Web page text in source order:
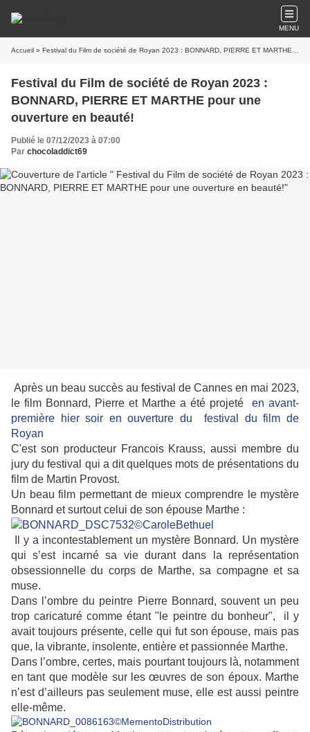
MENU
Accueil » Festival du Film de société de Royan 2023 : BONNARD, PIERRE ET MARTHE pour une ouverture en beauté!
Festival du Film de société de Royan 2023 :
BONNARD, PIERRE ET MARTHE pour une
ouverture en beauté!
Publié le 07/12/2023 à 07:00
Par chocoladdict69
Après un beau succès au festival de Cannes en mai 2023,
le film Bonnard, Pierre et Marthe a été projeté
en avant-
première hier soir en ouverture du festival du film de
Royan
C'est son producteur Francois Krauss, aussi membre du
jury du festival qui a dit quelques mots de présentations du
film de Martin Provost.
Un beau film permettant de mieux comprendre le mystère
Bonnard et surtout celui de son épouse Marthe :
Il y a incontestablement un mystère Bonnard. Un mystère
qui s’est incarné sa vie durant dans la représentation
obsessionnelle du corps de Marthe, sa compagne et sa
muse.
Dans l’ombre du peintre Pierre Bonnard, souvent un peu
trop caricaturé comme étant "le peintre du bonheur", il y
avait toujours présente, celle qui fut son épouse, mais pas
que, la vibrante, insolente, entière et passionnée Marthe.
Dans l’ombre, certes, mais pourtant toujours là, notamment
en tant que modèle sur les œuvres de son époux. Marthe
n’est d’ailleurs pas seulement muse, elle est aussi peintre
elle-même.